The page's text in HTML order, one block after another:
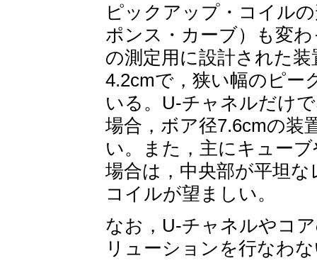
ピックアップ・コイル
ポンス・カーブ）も変
の測定用に設計された
4.2cmで，狭い幅のピー
いる。U-チャネルだけ
場合，ボア径7.6cmの装
い。また，主にキュー
場合は，中央部が平坦
コイルが望ましい。
なお，U-チャネルやコ
リューションを行なわ